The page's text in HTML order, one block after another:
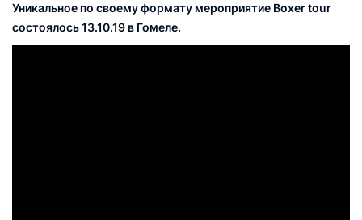
Уникальное по своему формату мероприятие Boxer tour
состоялось 13.10.19 в Гомеле.